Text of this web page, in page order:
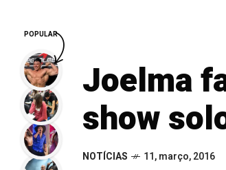
Joelma
show
NOTÍCIAS 11, março, 2016
POPULAR